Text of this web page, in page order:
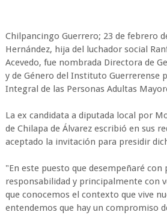
Chilpancingo Guerrero; 23 de febrero
Hernández, hija del luchador social
Acevedo, fue nombrada Directora de
y de Género del Instituto Guerrerense
Integral de las Personas Adultas
La ex candidata a diputada local por
de Chilapa de Álvarez escribió en sus
aceptado la invitación para presidir
"En este puesto que desempeñaré
responsabilidad y principalmente con
que conocemos el contexto que vive
entendemos que hay un compromiso